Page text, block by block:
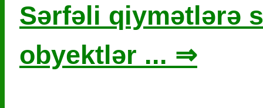
Sərfəli qiymətlərə
obyektlər ... ⇒